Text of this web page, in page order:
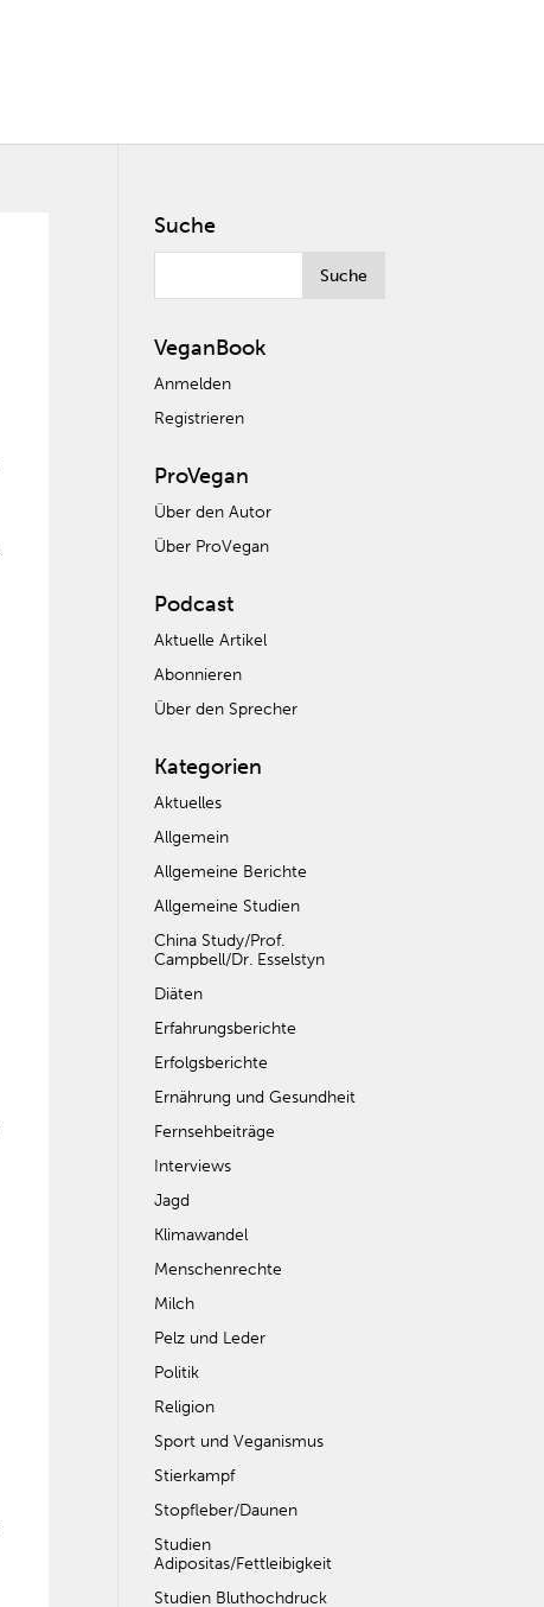
Suche
VeganBook
Anmelden
Registrieren
ProVegan
Über den Autor
Über ProVegan
Podcast
Aktuelle Artikel
Abonnieren
Über den Sprecher
Kategorien
Aktuelles
Allgemein
Allgemeine Berichte
Allgemeine Studien
China Study/Prof.
Campbell/Dr. Esselstyn
Diäten
Erfahrungsberichte
Erfolgsberichte
Ernährung und Gesundheit
Fernsehbeiträge
Interviews
Jagd
Klimawandel
Menschenrechte
Milch
Pelz und Leder
Politik
Religion
Sport und Veganismus
Stierkampf
Stopfleber/Daunen
Studien
Adipositas/Fettleibigkeit
Studien Bluthochdruck